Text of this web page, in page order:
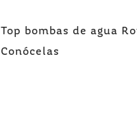
Navegación
de
Top bombas de agua
Conócelas